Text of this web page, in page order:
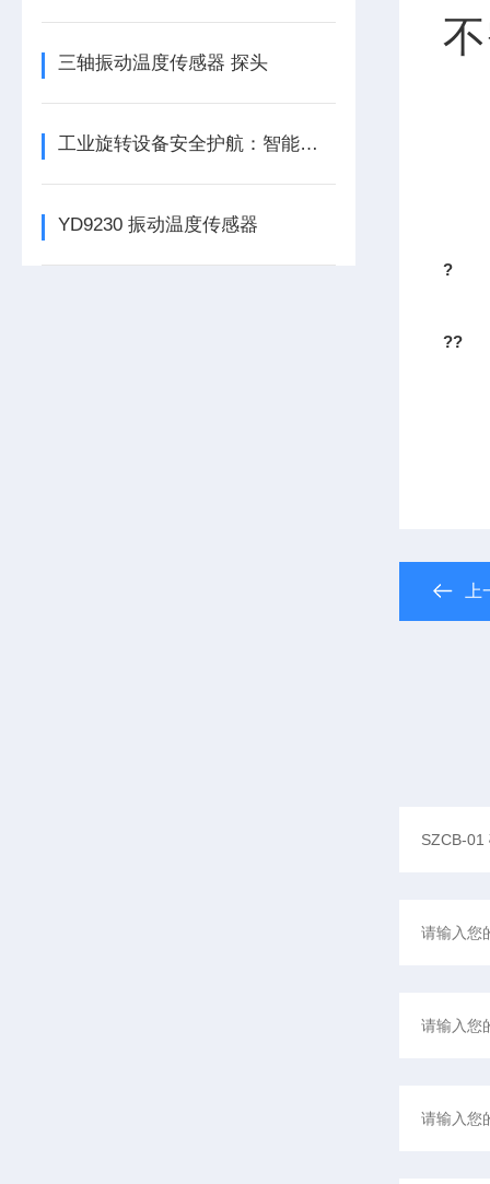
三轴振动温度传感器 探头
工业旋转设备安全护航：智能转速监测仪技术现状与应用优化研究
YD9230 振动温度传感器
?
??